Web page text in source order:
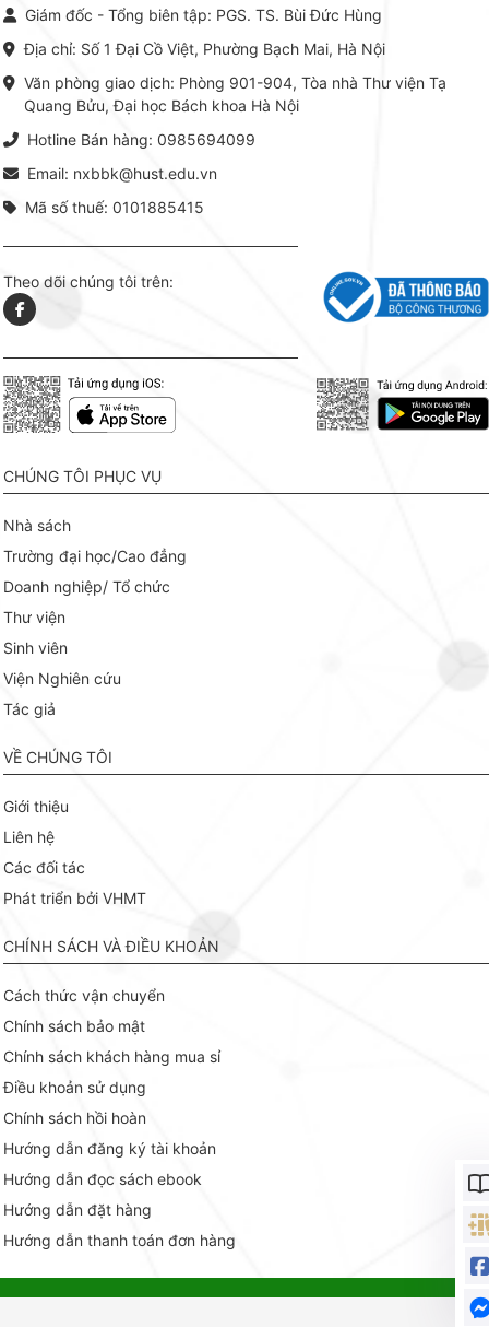
thuật thực hành -> Ứng dụng
chuyên ngành, được NXB Bách
khoa Hà Nội ấn hành cả hai
phiên bản sách giấy và điện tử.
tín trong
lý. Các
Giám đốc - Tổng biên tập: PGS. TS. Bùi Đức Hùng
Địa chỉ: Số 1 Đại Cồ Việt, Phường Bạch Mai, Hà Nội
Văn phòng giao dịch: Phòng 901-904, Tòa nhà Thư viện Tạ
Quang Bửu, Đại học Bách khoa Hà Nội
Hotline Bán hàng: 0985694099
Email: nxbbk@hust.edu.vn
Mã số thuế: 0101885415
Theo dõi chúng tôi trên:
CHÚNG TÔI PHỤC VỤ
Nhà sách
Trường đại học/Cao đẳng
Doanh nghiệp/ Tổ chức
Thư viện
Sinh viên
Viện Nghiên cứu
Tác giả
VỀ CHÚNG TÔI
Giới thiệu
Liên hệ
Các đối tác
Phát triển bởi VHMT
CHÍNH SÁCH VÀ ĐIỀU KHOẢN
Cách thức vận chuyển
Chính sách bảo mật
Chính sách khách hàng mua sỉ
Điều khoản sử dụng
Chính sách hồi hoàn
Hướng dẫn đăng ký tài khoản
Hướng dẫn đọc sách ebook
Hướng dẫn đặt hàng
Hướng dẫn thanh toán đơn hàng